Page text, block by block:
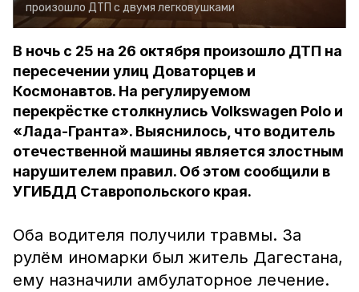
произошло ДТП с двумя легковушками
В ночь с 25 на 26 октября произошло ДТП на
пересечении улиц Доваторцев и
Космонавтов. На регулируемом
перекрёстке столкнулись Volkswagen Polo и
«Лада-Гранта». Выяснилось, что водитель
отечественной машины является злостным
нарушителем правил. Об этом сообщили в
УГИБДД Ставропольского края.
Оба водителя получили травмы. За
рулём иномарки был житель Дагестана,
ему назначили амбулаторное лечение.